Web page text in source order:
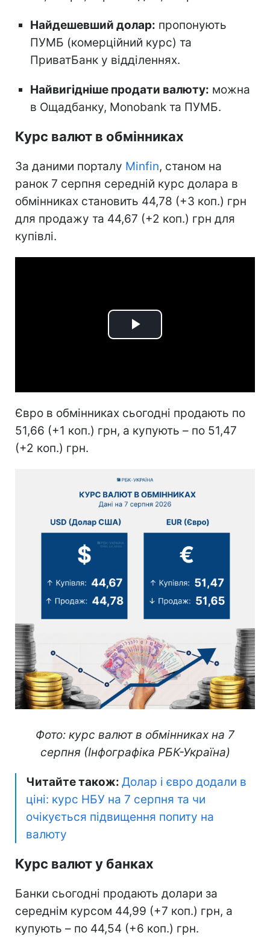
Найдешевший долар: пропонують
ПУМБ (комерційний курс) та
ПриватБанк у відділеннях.
Найвигідніше продати валюту: можна
в Ощадбанку, Monobank та ПУМБ.
Курс валют в обмінниках
За даними порталу Minfin, станом на
ранок 7 серпня середній курс долара в
обмінниках становить 44,78 (+3 коп.) грн
для продажу та 44,67 (+2 коп.) грн для
купівлі.
Play
Євро в обмінниках сьогодні продають по
51,66 (+1 коп.) грн, а купують – по 51,47
(+2 коп.) грн.
Фото: курс валют в обмінниках на 7
серпня (Інфографіка РБК-Україна)
Читайте також: Долар і євро додали в
ціні: курс НБУ на 7 серпня та чи
очікується підвищення попиту на
валюту
Курс валют у банках
Банки сьогодні продають долари за
середнім курсом 44,99 (+7 коп.) грн, а
купують – по 44,54 (+6 коп.) грн.